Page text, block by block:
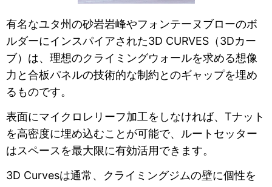
有名なユタ州の砂岩岩峰やフォンテーヌブローのボ
ルダーにインスパイアされた3D CURVES（3Dカー
ブ）は、理想のクライミングウォールを求める想像
力と合板パネルの技術的な制約とのギャップを埋め
るものです。
表面にマイクロレリーフ加工をしなければ、Tナット
を高密度に埋め込むことが可能で、ルートセッター
はスペースを最大限に有効活用できます。
3D Curvesは通常、クライミングジムの壁に個性を